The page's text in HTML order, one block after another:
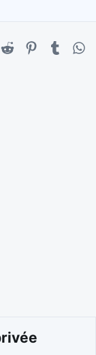
RedditPinterestTumblr